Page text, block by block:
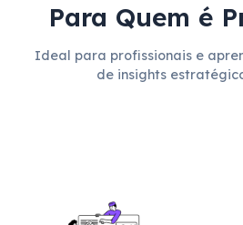
Para Quem é
Ideal para profissionais e
de insights